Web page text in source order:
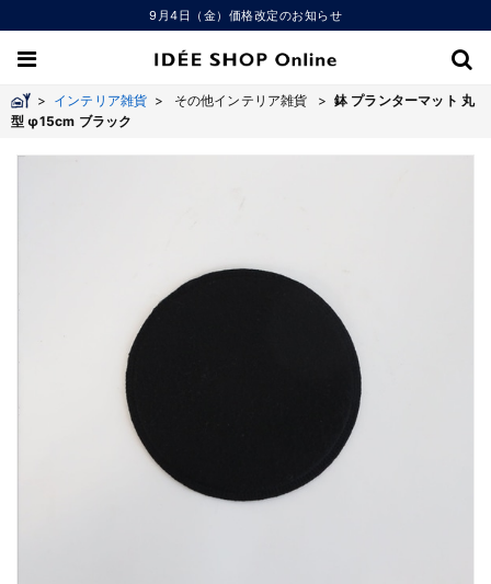
9月4日（金）価格改定のお知らせ
> インテリア雑貨 > その他インテリア雑貨 > 鉢 プランターマット 丸
型 φ15cm ブラック